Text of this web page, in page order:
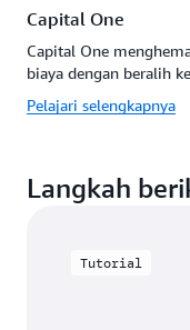
Capital One
Capital One
biaya dengan beralih
Pelajari selengkapnya
Langkah
Tutorial